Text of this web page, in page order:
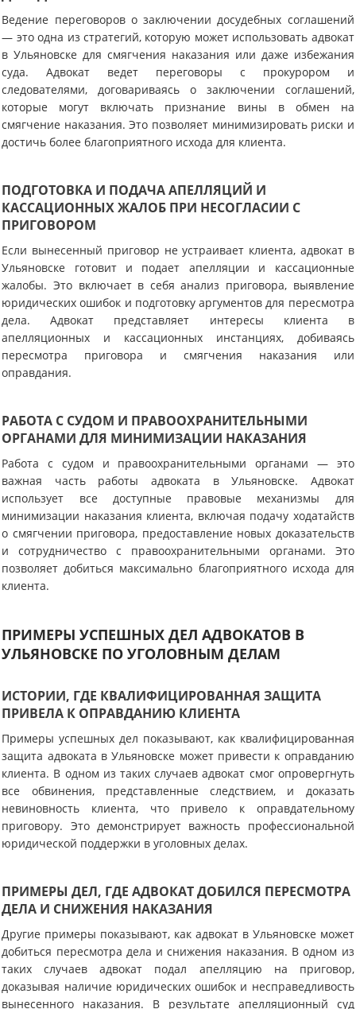
Ведение переговоров о заключении досудебных соглашений
— это одна из стратегий, которую может использовать адвокат
в Ульяновске для смягчения наказания или даже избежания
суда. Адвокат ведет переговоры с прокурором и
следователями, договариваясь о заключении соглашений,
которые могут включать признание вины в обмен на
смягчение наказания. Это позволяет минимизировать риски и
достичь более благоприятного исхода для клиента.
ПОДГОТОВКА И ПОДАЧА АПЕЛЛЯЦИЙ И
КАССАЦИОННЫХ ЖАЛОБ ПРИ НЕСОГЛАСИИ С
ПРИГОВОРОМ
Если вынесенный приговор не устраивает клиента, адвокат в
Ульяновске готовит и подает апелляции и кассационные
жалобы. Это включает в себя анализ приговора, выявление
юридических ошибок и подготовку аргументов для пересмотра
дела. Адвокат представляет интересы клиента в
апелляционных и кассационных инстанциях, добиваясь
пересмотра приговора и смягчения наказания или
оправдания.
РАБОТА С СУДОМ И ПРАВООХРАНИТЕЛЬНЫМИ
ОРГАНАМИ ДЛЯ МИНИМИЗАЦИИ НАКАЗАНИЯ
Работа с судом и правоохранительными органами — это
важная часть работы адвоката в Ульяновске. Адвокат
использует все доступные правовые механизмы для
минимизации наказания клиента, включая подачу ходатайств
о смягчении приговора, предоставление новых доказательств
и сотрудничество с правоохранительными органами. Это
позволяет добиться максимально благоприятного исхода для
клиента.
ПРИМЕРЫ УСПЕШНЫХ ДЕЛ АДВОКАТОВ В
УЛЬЯНОВСКЕ ПО УГОЛОВНЫМ ДЕЛАМ
ИСТОРИИ, ГДЕ КВАЛИФИЦИРОВАННАЯ ЗАЩИТА
ПРИВЕЛА К ОПРАВДАНИЮ КЛИЕНТА
Примеры успешных дел показывают, как квалифицированная
защита адвоката в Ульяновске может привести к оправданию
клиента. В одном из таких случаев адвокат смог опровергнуть
все обвинения, представленные следствием, и доказать
невиновность клиента, что привело к оправдательному
приговору. Это демонстрирует важность профессиональной
юридической поддержки в уголовных делах.
ПРИМЕРЫ ДЕЛ, ГДЕ АДВОКАТ ДОБИЛСЯ ПЕРЕСМОТРА
ДЕЛА И СНИЖЕНИЯ НАКАЗАНИЯ
Другие примеры показывают, как адвокат в Ульяновске может
добиться пересмотра дела и снижения наказания. В одном из
таких случаев адвокат подал апелляцию на приговор,
доказывая наличие юридических ошибок и несправедливость
вынесенного наказания. В результате апелляционный суд